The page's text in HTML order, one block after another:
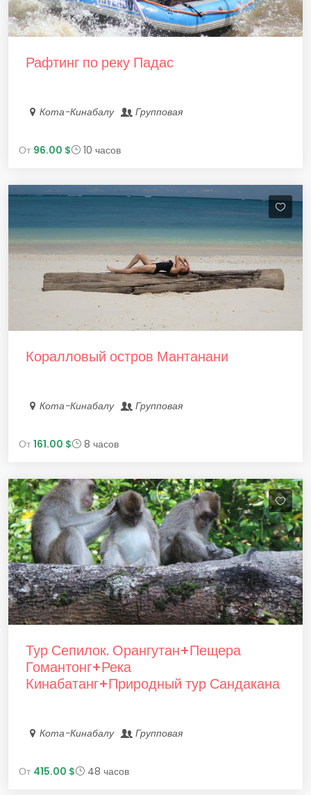
Рафтинг по реку Падас
Кота-Кинабалу Групповая
От 96.00 $ 10 часов
Коралловый остров Мантанани
Кота-Кинабалу Групповая
От 161.00 $ 8 часов
Тур Сепилок. Орангутан+Пещера
Гомантонг+Река
Кинабатанг+Природный тур Сандакана
Кота-Кинабалу Групповая
От 415.00 $ 48 часов